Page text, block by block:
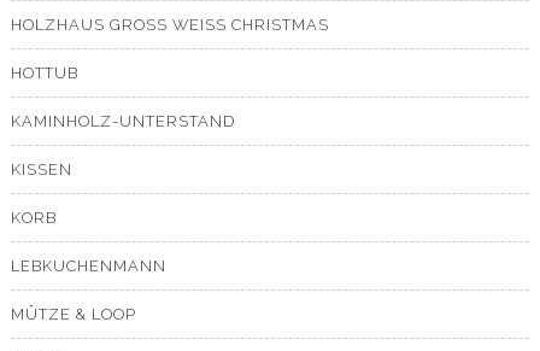
HOLZHAUS GROSS WEISS CHRISTMAS
HOTTUB
KAMINHOLZ-UNTERSTAND
KISSEN
KORB
LEBKUCHENMANN
MÜTZE & LOOP